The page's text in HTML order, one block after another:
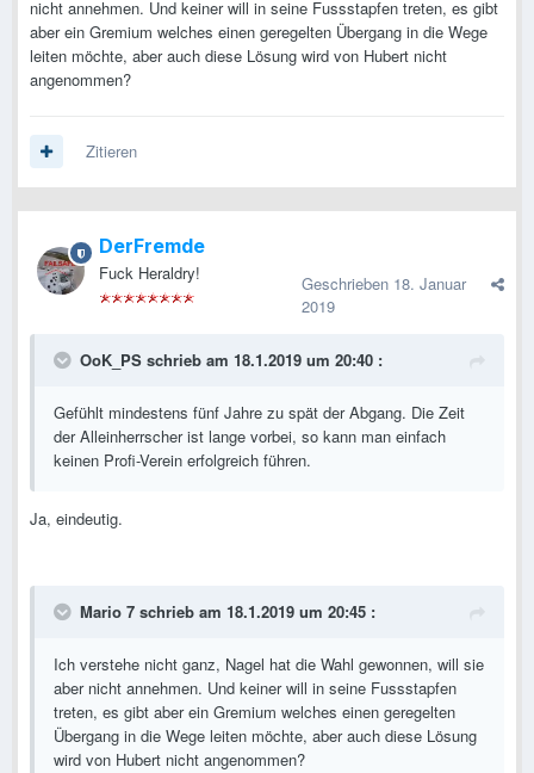
nicht annehmen. Und keiner will in seine Fussstapfen treten, es gibt
aber ein Gremium welches einen geregelten Übergang in die Wege
leiten möchte, aber auch diese Lösung wird von Hubert nicht
angenommen?
Zitieren
DerFremde
Fuck Heraldry! Geschrieben 18. Januar
2019
OoK_PS schrieb am 18.1.2019 um 20:40 :
Gefühlt mindestens fünf Jahre zu spät der Abgang. Die Zeit
der Alleinherrscher ist lange vorbei, so kann man einfach
keinen Profi-Verein erfolgreich führen.
Ja, eindeutig.
Mario 7 schrieb am 18.1.2019 um 20:45 :
Ich verstehe nicht ganz, Nagel hat die Wahl gewonnen, will sie
aber nicht annehmen. Und keiner will in seine Fussstapfen
treten, es gibt aber ein Gremium welches einen geregelten
Übergang in die Wege leiten möchte, aber auch diese Lösung
wird von Hubert nicht angenommen?